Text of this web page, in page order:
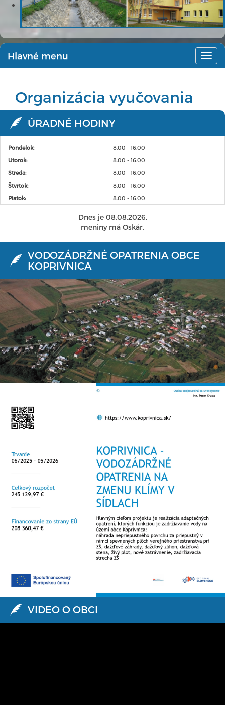
Hlavné menu
Organizácia vyučovania
ÚRADNÉ HODINY
Pondelok:
8.00 - 16.00
Utorok:
8.00 - 16.00
Streda:
8.00 - 16.00
Štvrtok:
8.00 - 16.00
Piatok:
8.00 - 16.00
Dnes je 08.08.2026,
meniny má Oskár.
VODOZÁDRŽNÉ OPATRENIA OBCE
KOPRIVNICA
VIDEO O OBCI